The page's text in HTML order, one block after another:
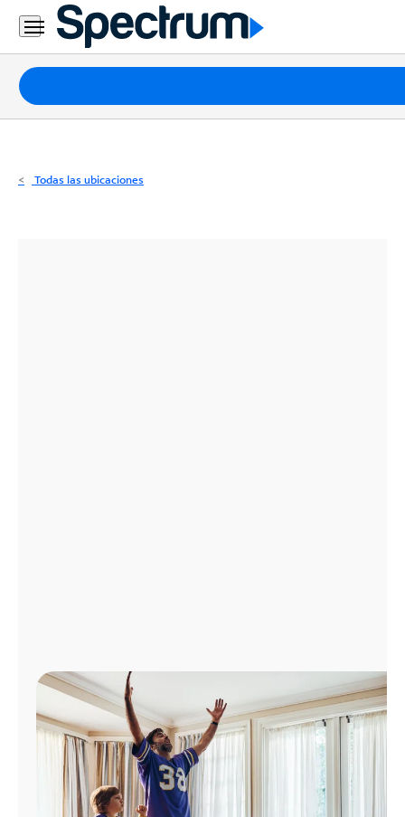
Residencial
Business
Paquetes
Internet
Todas las ubicaciones